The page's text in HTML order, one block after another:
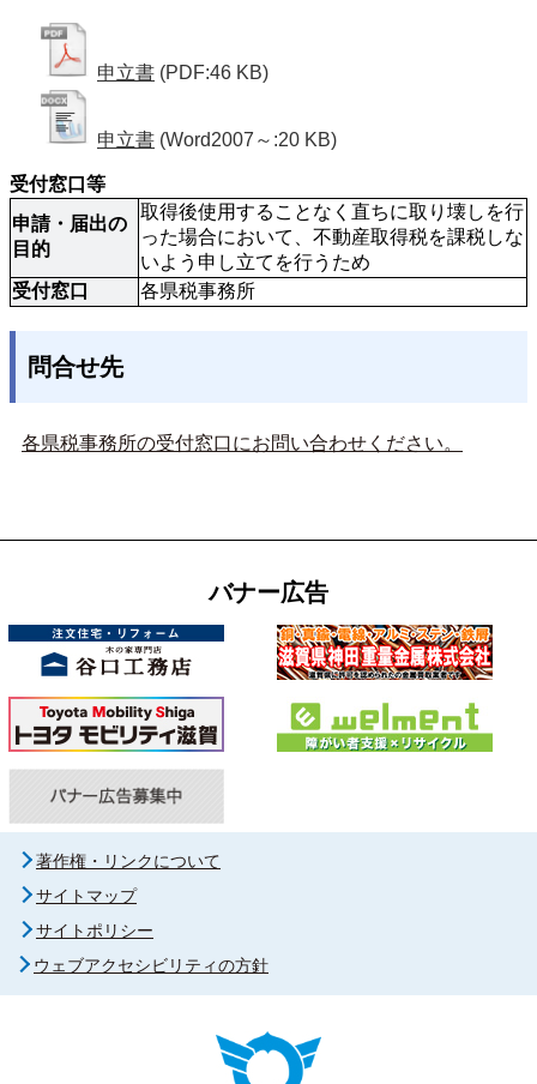
申立書 (PDF:46 KB)
申立書 (Word2007～:20 KB)
受付窓口等
申請・届出の
目的
取得後使用することなく直ちに取り壊しを行
った場合において、不動産取得税を課税しな
いよう申し立てを行うため
受付窓口
各県税事務所
問合せ先
各県税事務所の受付窓口にお問い合わせください。
バナー広告
著作権・リンクについて
サイトマップ
サイトポリシー
ウェブアクセシビリティの方針